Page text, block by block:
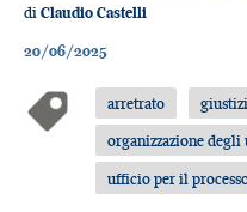
di Claudio Castelli
20/06/2025
arretrato
organizzazione
ufficio per il